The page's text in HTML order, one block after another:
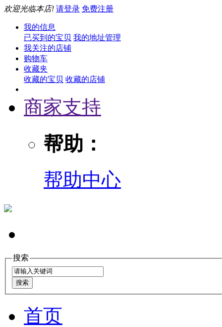
欢迎光临本店! 请登录 免费注册
我的信息
已买到的宝贝 我的地址管理
我关注的店铺
购物车
收藏夹
收藏的宝贝 收藏的店铺
商家支持
帮助：
帮助中心
搜索
首页